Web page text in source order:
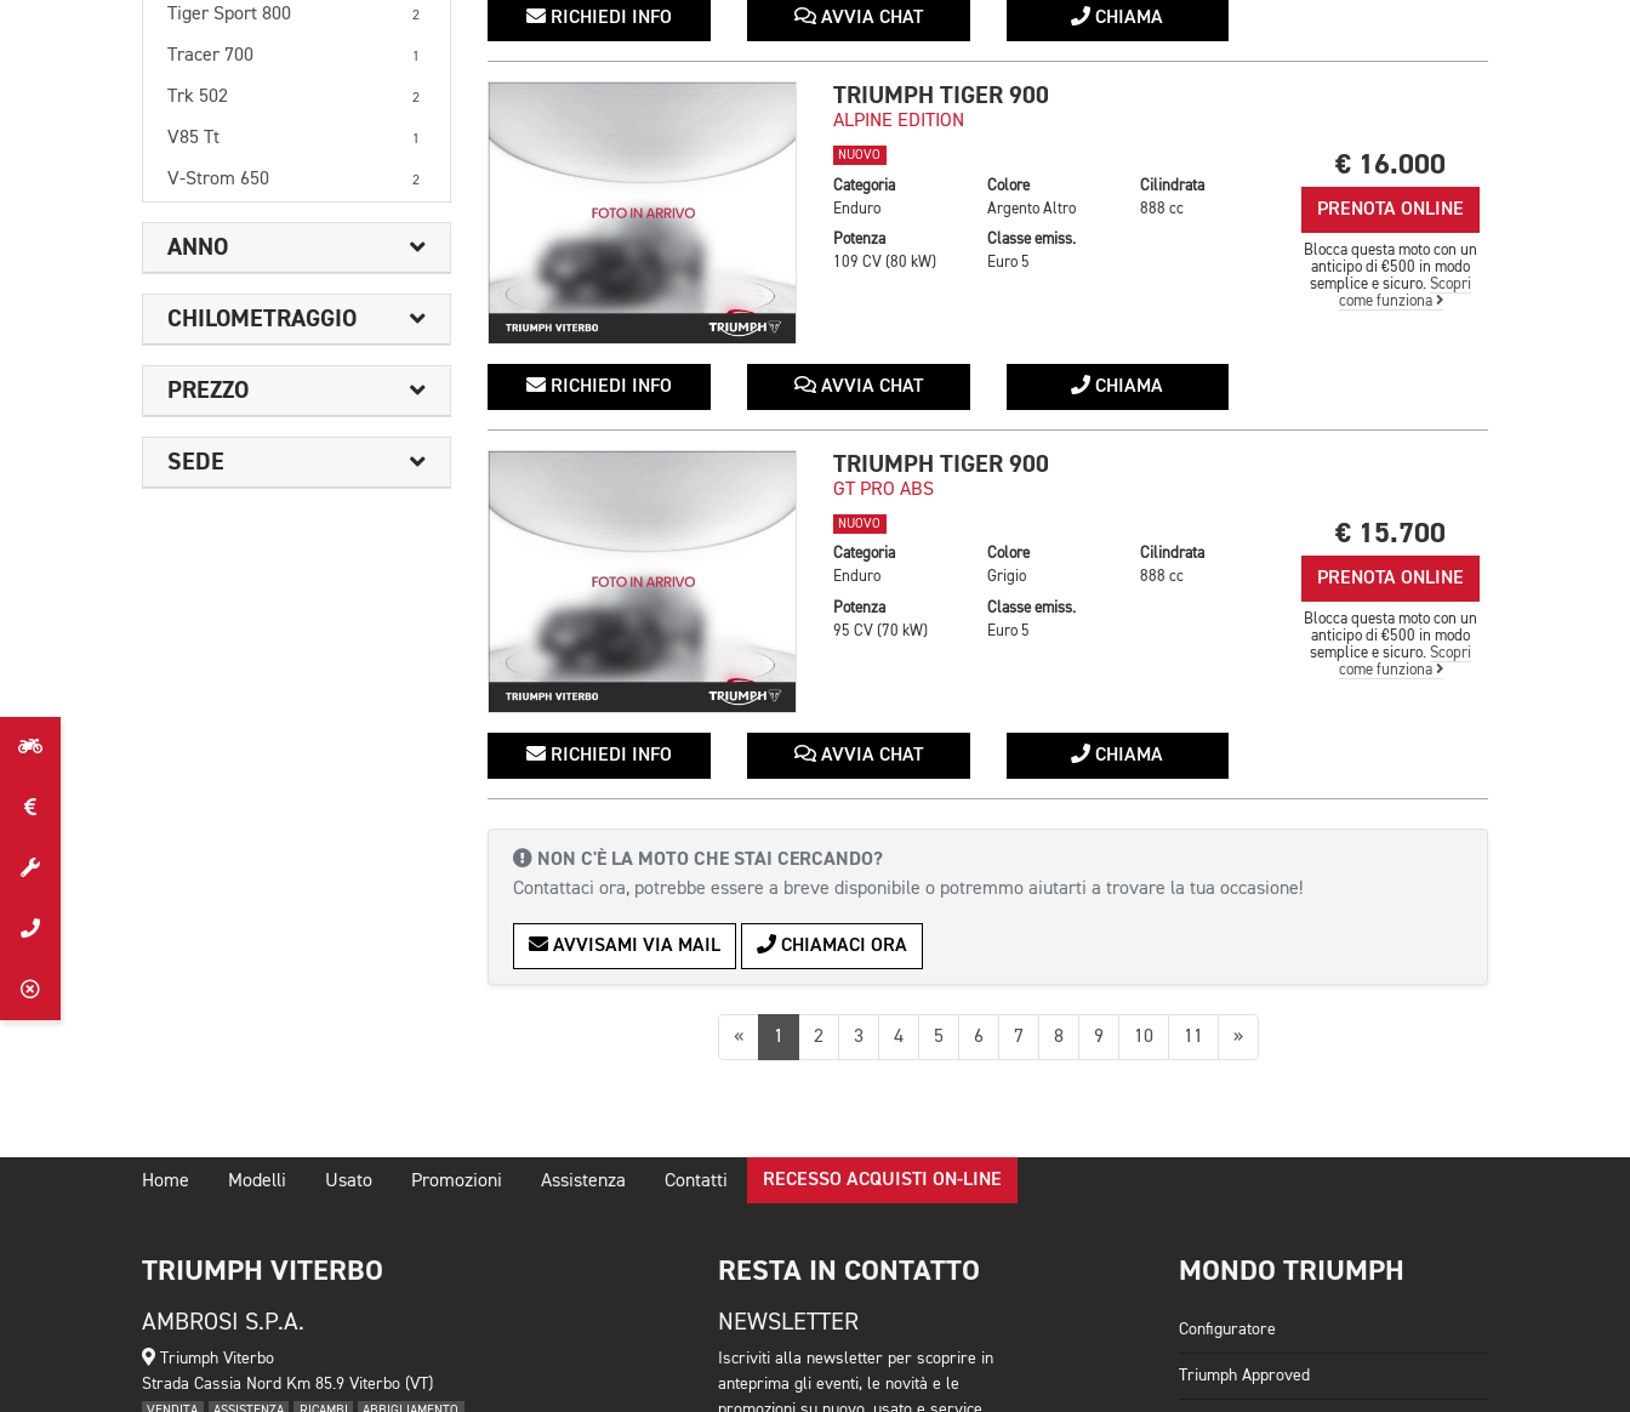
Tiger Sport 800 2
Tracer 700 1
Trk 502 2
V85 Tt 1
V-Strom 650 2
ANNO
CHILOMETRAGGIO
PREZZO
SEDE
RICHIEDI INFO AVVIA CHAT CHIAMA
TRIUMPH TIGER 900
ALPINE EDITION
NUOVO
Categoria
Enduro
Colore
Argento Altro
Cilindrata
888 cc
Potenza
109 CV (80 kW)
Classe emiss.
Euro 5
€ 16.000
PRENOTA ONLINE
Blocca questa moto con un
anticipo di €500 in modo
semplice e sicuro.Scopri
come funziona
RICHIEDI INFO AVVIA CHAT CHIAMA
TRIUMPH TIGER 900
GT PRO ABS
NUOVO
Categoria
Enduro
Colore
Grigio
Cilindrata
888 cc
Potenza
95 CV (70 kW)
Classe emiss.
Euro 5
€ 15.700
PRENOTA ONLINE
Blocca questa moto con un
anticipo di €500 in modo
semplice e sicuro.Scopri
come funziona
RICHIEDI INFO AVVIA CHAT CHIAMA
NON C'È LA MOTO CHE STAI CERCANDO?
Contattaci ora, potrebbe essere a breve disponibile o potremmo aiutarti a trovare la tua occasione!
AVVISAMI VIA MAIL CHIAMACI ORA
«Precedente
1 2 3 4 5 6 7 8 9 10 11 »Successiva
Home Modelli Usato Promozioni Assistenza Contatti RECESSO ACQUISTI ON-LINE
TRIUMPH VITERBO
AMBROSI S.P.A.
Triumph Viterbo
Strada Cassia Nord Km 85.9 Viterbo (VT)
RESTA IN CONTATTO
NEWSLETTER
Iscriviti alla newsletter per scoprire in
anteprima gli eventi, le novità e le
MONDO TRIUMPH
Configuratore
Triumph Approved